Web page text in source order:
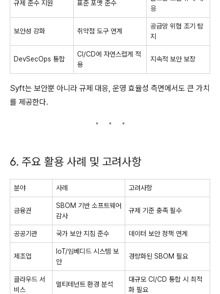
규제 준수 지원 표준 포맷 준수
응
보안성 강화 취약점 도구 연계
공급망 위협 조기 탐
지
DevSecOps 통합
CI/CD에 자연스럽게 적
용
지속적 보안 보장
Syft는 보안뿐 아니라 규제 대응, 운영 효율성 측면에서도 큰 가치
를 제공한다.
6. 주요 활용 사례 및 고려사항
분야 사례 고려사항
금융권
SBOM 기반 소프트웨어
감사
규제 기준 충족 필수
공공기관 국가 보안 지침 준수 데이터 보안 정책 연계
제조업
IoT/임베디드 시스템 보
안
경량화된 SBOM 필요
클라우드 서
비스
멀티테넌트 환경 분석
대규모 CI/CD 통합 시 최적
화 필요